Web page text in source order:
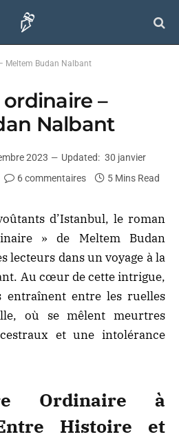
Meltem Budan Nalbant
–
Nalbant
2023 Updated: 30 janvier
6 commentaires 5 Mins Read
d’Istanbul, le roman
» de Meltem Budan
lecteurs dans un voyage à la
Au cœur de cette intrigue,
entraînent entre les ruelles
où se mêlent meurtres
et une intolérance
Ordinaire à
Histoire et